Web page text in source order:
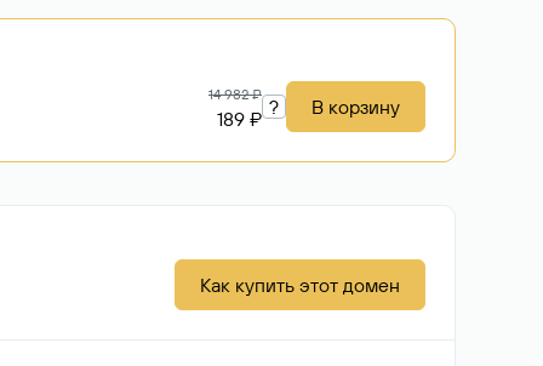
14 982 ₽
189 ₽ ? В корзину
Как купить этот домен